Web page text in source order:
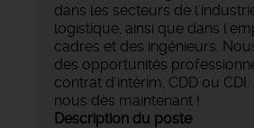
dans les secteurs de
logistique, ainsi que dans
cadres et des ingénieurs.
des opportunités
contrat d'intérim, CDD ou
nous dès maintenant !
Description du poste